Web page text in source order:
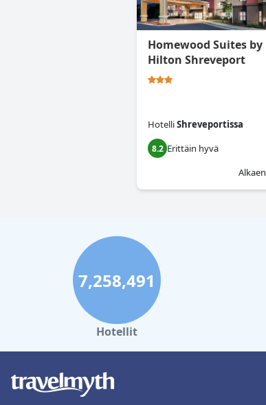
Homewood Suites by
Hilton Shreveport
HotelliShreveportissa
8.2 Erittäin hyvä
Alkaen
7,258,491
Hotellit